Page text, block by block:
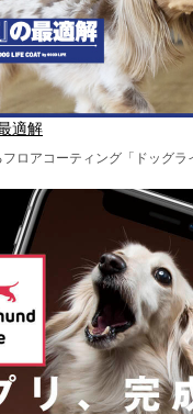
適解
ロアコーティング「ドッグラ